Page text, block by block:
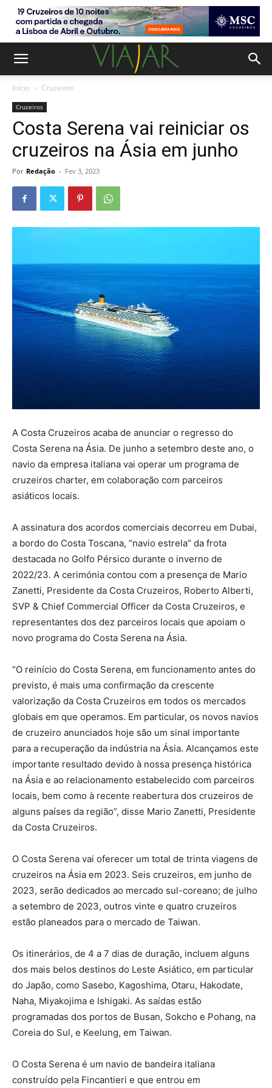
Início Cruzeiros
Cruzeiros
Costa Serena vai reiniciar os
cruzeiros na Ásia em junho
Por Redação - Fev 3, 2023
A Costa Cruzeiros acaba de anunciar o regresso do
Costa Serena na Ásia. De junho a setembro deste ano, o
navio da empresa italiana vai operar um programa de
cruzeiros charter, em colaboração com parceiros
asiáticos locais.
A assinatura dos acordos comerciais decorreu em Dubai,
a bordo do Costa Toscana, “navio estrela” da frota
destacada no Golfo Pérsico durante o inverno de
2022/23. A cerimónia contou com a presença de Mario
Zanetti, Presidente da Costa Cruzeiros, Roberto Alberti,
SVP & Chief Commercial Officer da Costa Cruzeiros, e
representantes dos dez parceiros locais que apoiam o
novo programa do Costa Serena na Ásia.
“O reinício do Costa Serena, em funcionamento antes do
previsto, é mais uma confirmação da crescente
valorização da Costa Cruzeiros em todos os mercados
globais em que operamos. Em particular, os novos navios
de cruzeiro anunciados hoje são um sinal importante
para a recuperação da indústria na Ásia. Alcançamos este
importante resultado devido à nossa presença histórica
na Ásia e ao relacionamento estabelecido com parceiros
locais, bem como à recente reabertura dos cruzeiros de
alguns países da região”, disse Mario Zanetti, Presidente
da Costa Cruzeiros.
O Costa Serena vai oferecer um total de trinta viagens de
cruzeiros na Ásia em 2023. Seis cruzeiros, em junho de
2023, serão dedicados ao mercado sul-coreano; de julho
a setembro de 2023, outros vinte e quatro cruzeiros
estão planeados para o mercado de Taiwan.
Os itinerários, de 4 a 7 dias de duração, incluem alguns
dos mais belos destinos do Leste Asiático, em particular
do Japão, como Sasebo, Kagoshima, Otaru, Hakodate,
Naha, Miyakojima e Ishigaki. As saídas estão
programadas dos portos de Busan, Sokcho e Pohang, na
Coreia do Sul, e Keelung, em Taiwan.
O Costa Serena é um navio de bandeira italiana
construído pela Fincantieri e que entrou em